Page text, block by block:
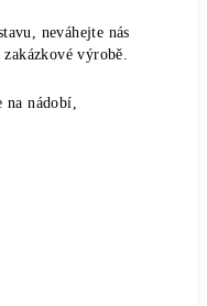
neváhejte nás
výrobě.
na nádobí,